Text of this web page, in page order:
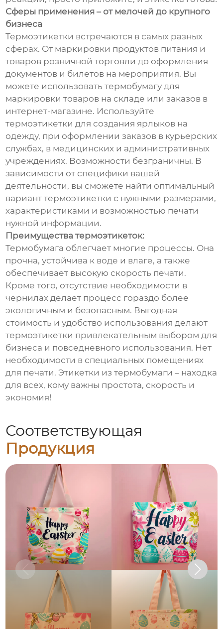
Сферы применения – от мелочей до крупного
бизнеса
Термоэтикетки встречаются в самых разных
сферах. От маркировки продуктов питания и
товаров розничной торговли до оформления
документов и билетов на мероприятия. Вы
можете использовать термобумагу для
маркировки товаров на складе или заказов в
интернет-магазине. Используйте
термоэтикетки для создания ярлыков на
одежду, при оформлении заказов в курьерских
службах, в медицинских и административных
учреждениях. Возможности безграничны. В
зависимости от специфики вашей
деятельности, вы сможете найти оптимальный
вариант термоэтикетки с нужными размерами,
характеристиками и возможностью печати
нужной информации.
Преимущества термоэтикеток:
Термобумага облегчает многие процессы. Она
прочна, устойчива к воде и влаге, а также
обеспечивает высокую скорость печати.
Кроме того, отсутствие необходимости в
чернилах делает процесс гораздо более
экологичным и безопасным. Выгодная
стоимость и удобство использования делают
термоэтикетки привлекательным выбором для
бизнеса и повседневного использования. Нет
необходимости в специальных помещениях
для печати. Этикетки из термобумаги – находка
для всех, кому важны простота, скорость и
экономия!
Соответствующая
Продукция